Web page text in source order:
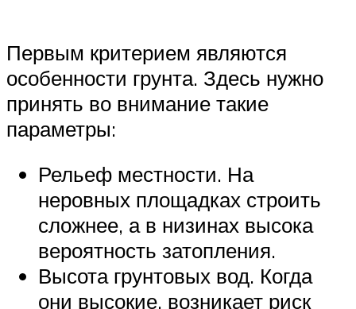
Первым критерием являются
особенности грунта. Здесь нужно
принять во внимание такие
параметры:
Рельеф местности. На
неровных площадках строить
сложнее, а в низинах высока
вероятность затопления.
Высота грунтовых вод. Когда
они высокие, возникает риск